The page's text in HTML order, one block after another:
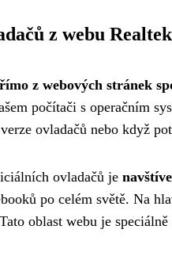
z webu Realtek
z webových stránek
počítači s operačním
ovladačů nebo když
ovladačů je
po celém světě. Na
oblast webu je